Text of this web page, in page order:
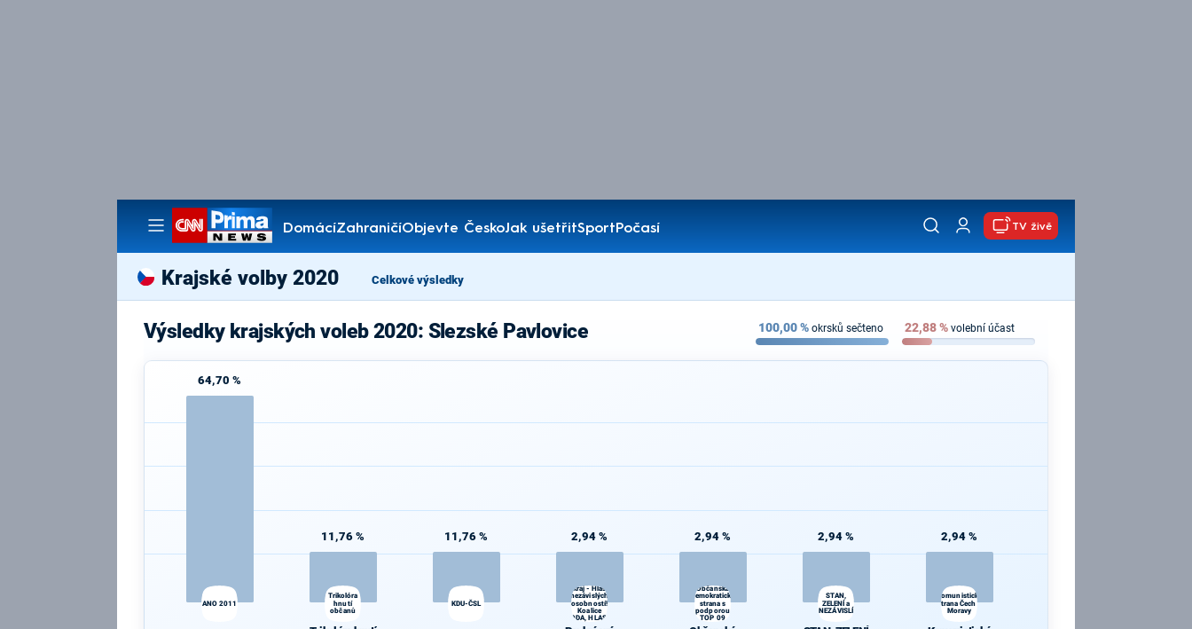
DomácíZahraničíObjevte ČeskoJak ušetřitSportPočasí
Pořady
TV živě
Krajské volby 2020 Celkové výsledky
Výsledky krajských voleb 2020: Slezské Pavlovice 100,00% okrsků sečteno 22,88% volební účast
64,70 %
ANO 2011
11,76 %
Trikolóra
hnutí
občanů
11,76 %
KDU-ČSL
2,94 %
kraj - Hlas
nezávislých
osobností!
Koalice
ODA, HLAS,
SNK ED
2,94 %
Občanská
demokratická
strana s
podporou
TOP 09
2,94 %
STAN,
ZELENÍ a
NEZÁVISLÍ
2,94 %
Komunistická
strana Čech a
Moravy